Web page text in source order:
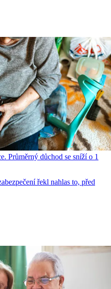
Průměrný důchod se sníží o 1
řekl nahlas to, před